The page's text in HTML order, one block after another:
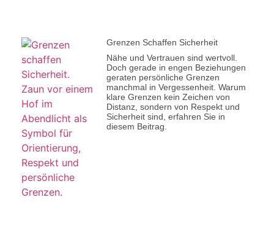
Grenzen Schaffen Sicherheit
Nähe und Vertrauen sind wertvoll.
Doch gerade in engen Beziehungen
geraten persönliche Grenzen
manchmal in Vergessenheit. Warum
klare Grenzen kein Zeichen von
Distanz, sondern von Respekt und
Sicherheit sind, erfahren Sie in
diesem Beitrag.